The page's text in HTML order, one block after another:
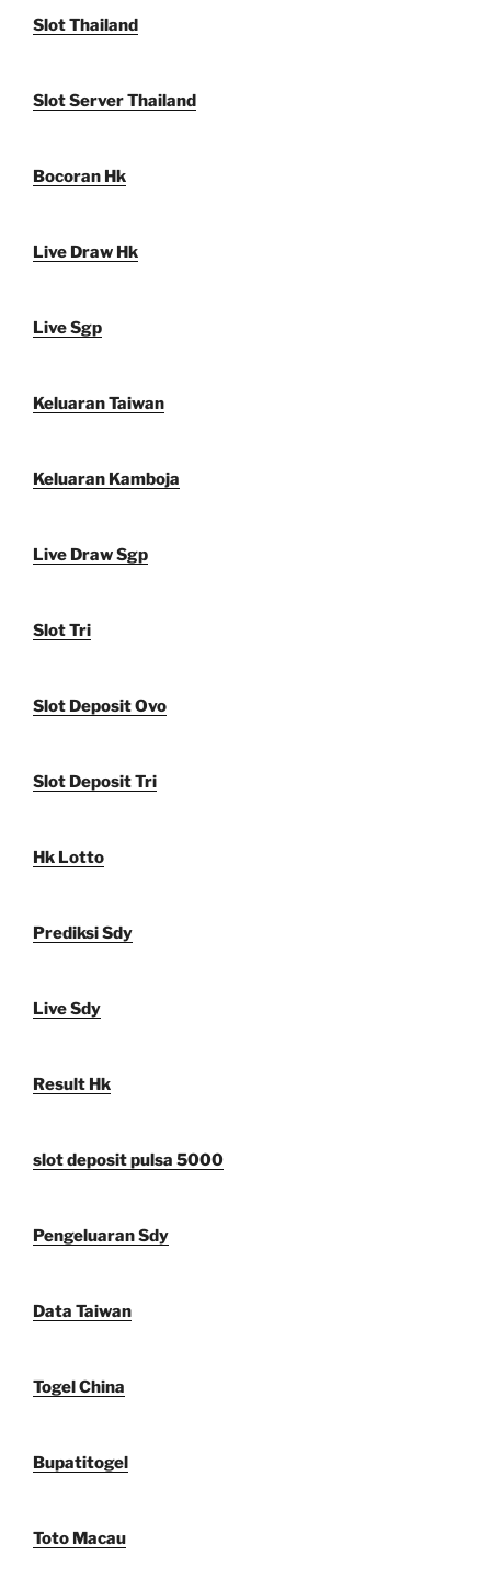
Slot Thailand
Slot Server Thailand
Bocoran Hk
Live Draw Hk
Live Sgp
Keluaran Taiwan
Keluaran Kamboja
Live Draw Sgp
Slot Tri
Slot Deposit Ovo
Slot Deposit Tri
Hk Lotto
Prediksi Sdy
Live Sdy
Result Hk
slot deposit pulsa 5000
Pengeluaran Sdy
Data Taiwan
Togel China
Bupatitogel
Toto Macau